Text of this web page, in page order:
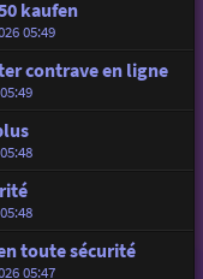
kaufen
05:49
contrave en ligne
toute sécurité
05:47